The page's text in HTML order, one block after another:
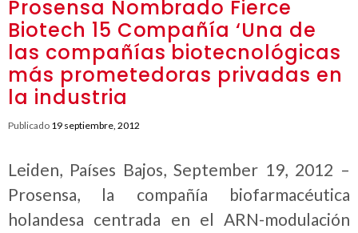
Prosensa Nombrado Fierce
Biotech 15 Compañía ‘Una de
las compañías biotecnológicas
más prometedoras privadas en
la industria
Publicado 19 septiembre, 2012
Leiden, Países Bajos, September 19, 2012 –
Prosensa, la compañía biofarmacéutica
holandesa centrada en el ARN-modulación